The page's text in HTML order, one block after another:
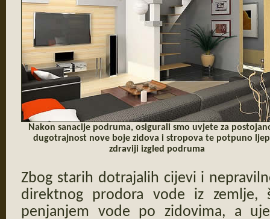
Nakon sanacije podruma, osigurali smo uvjete za
dugotrajnost nove boje zidova i stropova te potpuno
zdraviji izgled podruma
Zbog starih dotrajalih cijevi i
direktnog prodora vode iz zemlje,
penjanjem vode po zidovima, a